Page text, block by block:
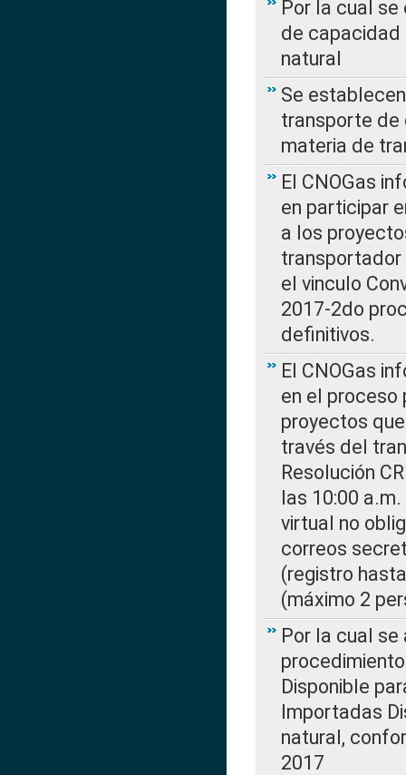
Por la cual
de capacidad
natural
Se
transporte de
materia de
El CNOGas
en participar
a los
transportador
el vinculo
2017-2do
definitivos.
El CNOGas
en el proceso
proyectos
través del
Resolución
las 10:00
virtual no
correos
(registro
(máximo 2
Por la cual
Disponible
Importadas
natural,
2017